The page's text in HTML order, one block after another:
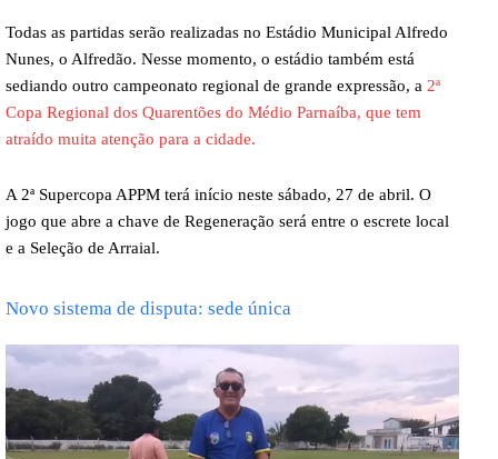
Todas as partidas serão realizadas no Estádio Municipal Alfredo
Nunes, o Alfredão. Nesse momento, o estádio também está
sediando outro campeonato regional de grande expressão, a 2ª
Copa Regional dos Quarentões do Médio Parnaíba, que tem
atraído muita atenção para a cidade.
A 2ª Supercopa APPM terá início neste sábado, 27 de abril. O
jogo que abre a chave de Regeneração será entre o escrete local
e a Seleção de Arraial.
Novo sistema de disputa: sede única